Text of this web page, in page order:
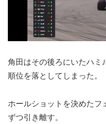
角田はその後ろにいたハミ
順位を落としてしまった。
ホールショットを決めたフ
ずつ引き離す。